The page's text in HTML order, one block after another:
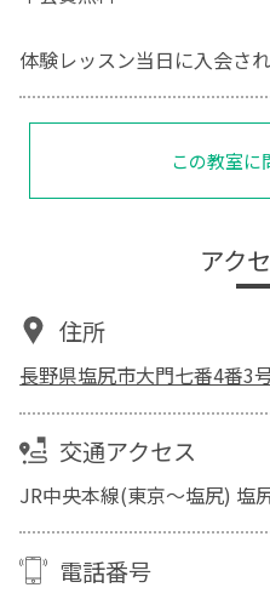
体験レッスン当日に入会さ
この教室に
アク
住所
長野県塩尻市大門七番4番3
交通アクセス
JR中央本線(東京～塩尻) 塩
電話番号